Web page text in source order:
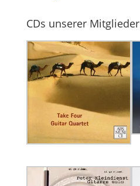
CDs unserer Mitglieder